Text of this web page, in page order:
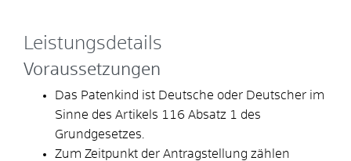
Leistungsdetails
Voraussetzungen
Das Patenkind ist Deutsche oder Deutscher im
Sinne des Artikels 116 Absatz 1 des
Grundgesetzes.
Zum Zeitpunkt der Antragstellung zählen